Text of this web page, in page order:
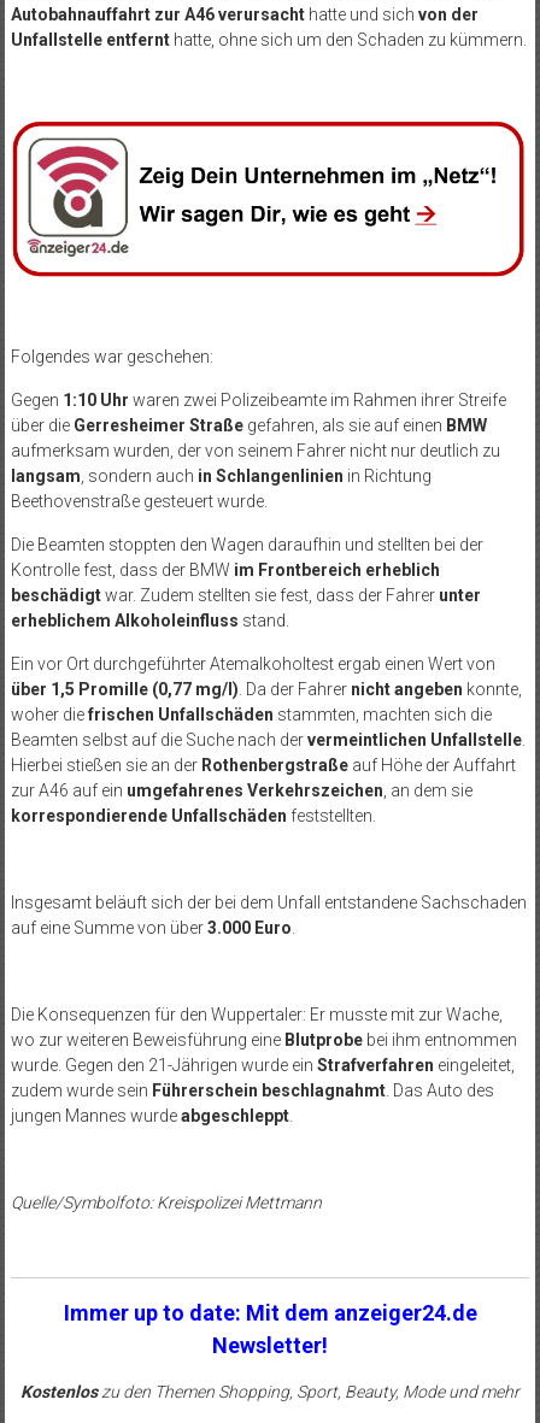
Autobahnauffahrt zur A46 verursachthatte und sich von der
Unfallstelle entfernt hatte, ohne sich um den Schaden zu kümmern.
Folgendes war geschehen:
Gegen 1:10 Uhr waren zwei Polizeibeamte im Rahmen ihrer Streife
über die Gerresheimer Straßegefahren, als sie auf einen BMW
aufmerksam wurden, der von seinem Fahrer nicht nur deutlich zu
langsam , sondern auch in Schlangenlinien in Richtung
Beethovenstraße gesteuert wurde.
Die Beamten stoppten den Wagen daraufhin und stellten bei der
Kontrolle fest, dass der BMW im Frontbereich erheblich
beschädigtwar. Zudem stellten sie fest, dass der Fahrer unter
erheblichem Alkoholeinfluss stand.
Ein vor Ort durchgeführter Atemalkoholtest ergab einen Wert von
über 1,5 Promille (0,77 mg/l) . Da der Fahrer nicht angeben konnte,
woher diefrischen Unfallschäden stammten, machten sich die
Beamten selbst auf die Suche nach dervermeintlichen Unfallstelle.
Hierbei stießen sie an der Rothenbergstraßeauf Höhe der Auffahrt
zur A46 auf ein umgefahrenes Verkehrszeichen , an dem sie
korrespondierende Unfallschäden feststellten.
Insgesamt beläuft sich der bei dem Unfall entstandene Sachschaden
auf eine Summe von über3.000 Euro
Die Konsequenzen für den Wuppertaler: Er musste mit zur Wache,
wo zur weiteren Beweisführung eine Blutprobebei ihm entnommen
wurde. Gegen den 21-Jährigen wurde ein Strafverfahren eingeleitet,
zudem wurde sein Führerschein beschlagnahmt. Das Auto des
jungen Mannes wurdeabgeschleppt.
Quelle/Symbolfoto: Kreispolizei Mettmann
Immer up to date: Mit dem anzeiger24.de
Newsletter!
Kostenloszu den Themen Shopping, Sport, Beauty, Mode und mehr